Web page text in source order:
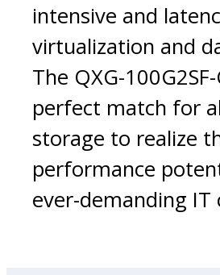
intensive and
virtualization and
The QXG-
perfect match for
storage to realize
performance
ever-demanding IT